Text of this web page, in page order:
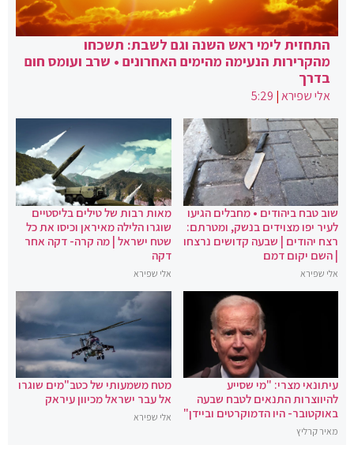
התחזית לימי ראש השנה וגם לשבת: תשכחו
מהקרירות הנעימה מהימים האחרונים • שרב ועומס חום
בדרך
אלי שפירא|
5:29
שוב טבח ביהודים • מחבלים הגיעו
לעיר יפו מצוידים בנשק, ומטרתם:
רצח יהודים | שבעה קדושים נרצחו
| השם יקום דמם
אלי שפירא
מאות רבות של טילים בליסטיים
שוגרו הלילה מאיראן וכיסו את כל
שטח ישראל | מה קרה- דקה אחר
דקה
אלי שפירא
עיתונאי מצרי: "מי שסייע
להיווצרות התנאים לטבח שבעה
באוקטובר- היו הדמוקרטים וביידן"
מאיר קרליץ
מטח משמעותי של כטב"מים שוגרו
אל עבר ישראל מכיוון עיראק
אלי שפירא